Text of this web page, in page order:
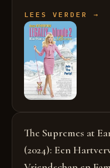
LEES VERDER →
The Supremes at
(2024): Een